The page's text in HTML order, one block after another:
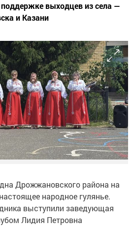
выходцев из села —
и Казани
Дрожжановского района на
народное гулянье.
выступили заведующая
Лидия Петровна